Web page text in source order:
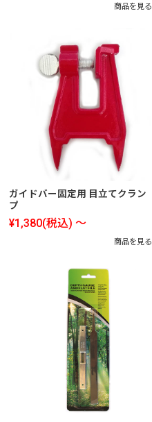
商品を見る
ガイドバー固定用 目立てクラン
プ
¥1,380(税込) ～
商品を見る